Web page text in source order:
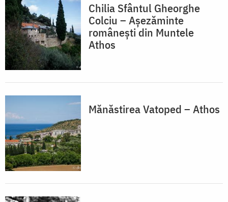
Chilia Sfântul Gheorghe
Colciu – Așezăminte
românești din Muntele
Athos
Mănăstirea Vatoped – Athos